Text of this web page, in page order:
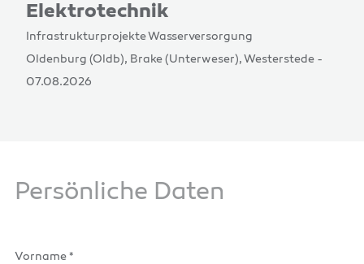
Elektrotechnik
Infrastrukturprojekte Wasserversorgung
Oldenburg (Oldb), Brake (Unterweser), Westerstede -
07.08.2026
Persönliche Daten
Vorname *